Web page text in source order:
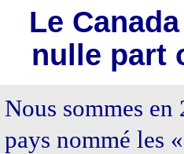
Le
nulle part
Nous sommes
pays nommé les